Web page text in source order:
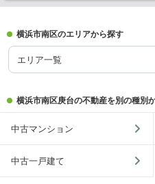
横浜市南区のエリアから探す
エリア一覧
横浜市南区庚台の不動産を別の種別
中古マンション
中古一戸建て